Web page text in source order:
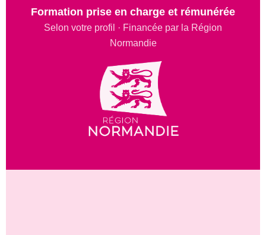
Formation prise en charge et rémunérée
Selon votre profil · Financée par la Région
Normandie